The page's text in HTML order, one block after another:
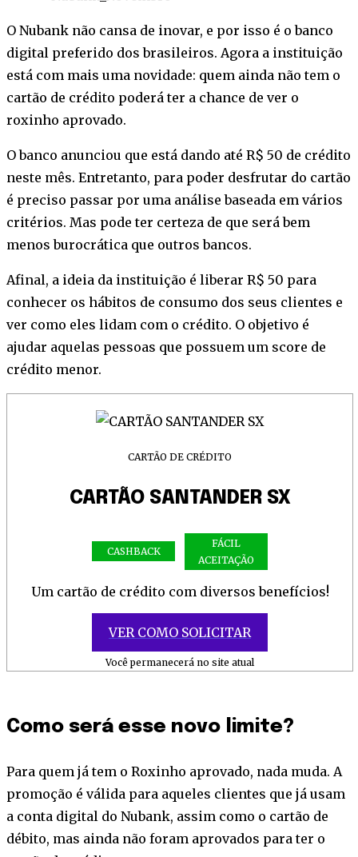
O Nubank não cansa de inovar, e por isso é o banco
digital preferido dos brasileiros. Agora a instituição
está com mais uma novidade: quem ainda não tem o
cartão de crédito poderá ter a chance de ver o
roxinho aprovado.
O banco anunciou que está dando até R$ 50 de crédito
neste mês. Entretanto, para poder desfrutar do cartão
é preciso passar por uma análise baseada em vários
critérios. Mas pode ter certeza de que será bem
menos burocrática que outros bancos.
Afinal, a ideia da instituição é liberar R$ 50 para
conhecer os hábitos de consumo dos seus clientes e
ver como eles lidam com o crédito. O objetivo é
ajudar aquelas pessoas que possuem um score de
crédito menor.
CARTÃO DE CRÉDITO
CARTÃO SANTANDER SX
CASHBACK
FÁCIL
ACEITAÇÃO
Um cartão de crédito com diversos benefícios!
VER COMO SOLICITAR
Você permanecerá no site atual
Como será esse novo limite?
Para quem já tem o Roxinho aprovado, nada muda. A
promoção é válida para aqueles clientes que já usam
a conta digital do Nubank, assim como o cartão de
débito, mas ainda não foram aprovados para ter o